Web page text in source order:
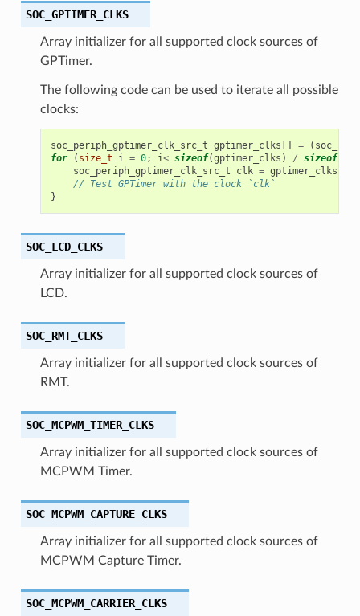
SOC_GPTIMER_CLKS
Array initializer for all supported clock sources of
GPTimer.
The following code can be used to iterate all possible
clocks:
soc_periph_gptimer_clk_src_t gptimer_clks [] = (
for
( size_t i = 0; i< sizeof(gptimer_clks ) / sizeof(
soc_periph_gptimer_clk_src_t
clk = gptimer_clks
// Test GPTimer with the clock `clk`
}
SOC_LCD_CLKS
Array initializer for all supported clock sources of
LCD.
SOC_RMT_CLKS
Array initializer for all supported clock sources of
RMT.
SOC_MCPWM_TIMER_CLKS
Array initializer for all supported clock sources of
MCPWM Timer.
SOC_MCPWM_CAPTURE_CLKS
Array initializer for all supported clock sources of
MCPWM Capture Timer.
SOC_MCPWM_CARRIER_CLKS